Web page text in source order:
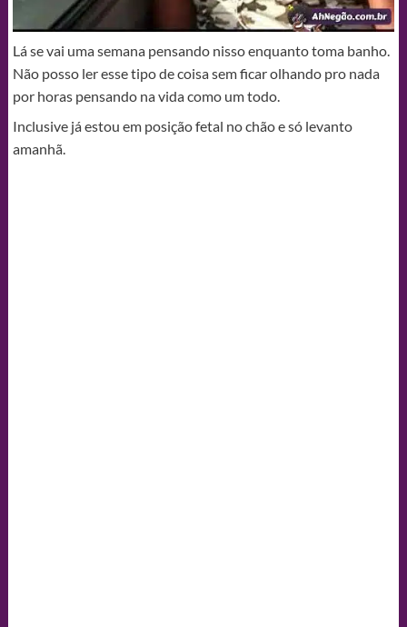
Lá se vai uma semana pensando nisso enquanto toma banho.
Não posso ler esse tipo de coisa sem ficar olhando pro nada
por horas pensando na vida como um todo.
Inclusive já estou em posição fetal no chão e só levanto
amanhã.